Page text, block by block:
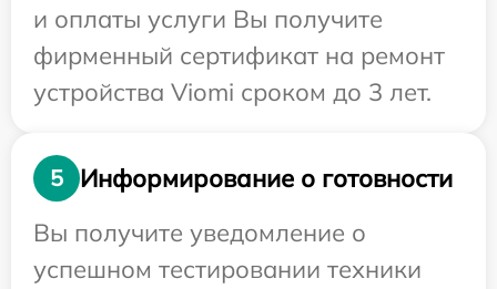
и оплаты услуги Вы получите
фирменный сертификат на ремонт
устройства Viomi сроком до 3 лет.
5
Информирование о готовности
Вы получите уведомление о
успешном тестировании техники